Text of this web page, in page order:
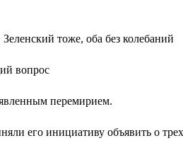
тоже, оба без колебаний
вопрос
перемирием.
его инициативу объявить о